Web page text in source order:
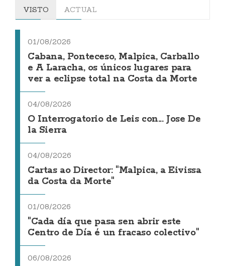
VISTO ACTUAL
01/08/2026
Cabana, Ponteceso, Malpica, Carballo
e A Laracha, os únicos lugares para
ver a eclipse total na Costa da Morte
04/08/2026
O Interrogatorio de Leis con... Jose De
la Sierra
04/08/2026
Cartas ao Director: "Malpica, a Eivissa
da Costa da Morte"
01/08/2026
"Cada día que pasa sen abrir este
Centro de Día é un fracaso colectivo"
06/08/2026